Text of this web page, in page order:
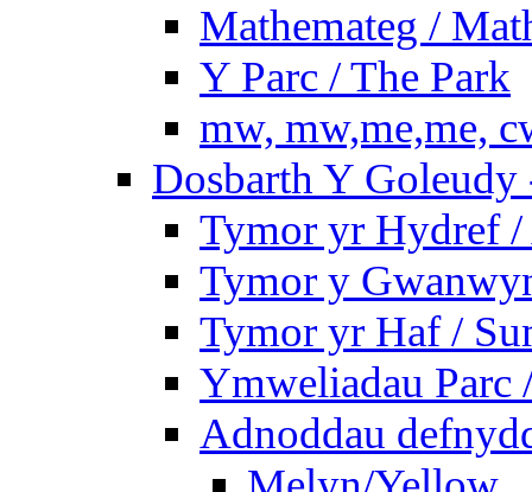
Mathemateg /
Y Parc / The Park
mw, mw,me,me,
Dosbarth Y
Tymor yr Hydref
Tymor y
Tymor yr Haf /
Ymweliadau Parc
Adnoddau